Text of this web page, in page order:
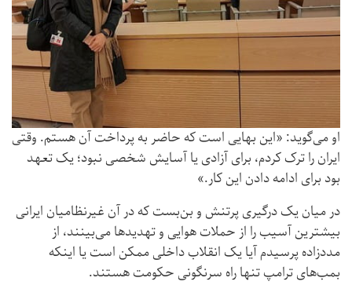
او می‌گوید: «این بهایی است که حاضر به پرداخت آن هستم. وقتی
ایران را ترک کردم، برای آزادی یا آسایش شخصی نبود؛ یک تعهد
بود برای ادامه دادن این کار.»
در میان یک درگیری پرتنش و بن‌بست که در آن غیرنظامیان ایرانی
بیشترین آسیب را از حملات هوایی و تهدیدها می‌بینند، از
مددزاده پرسیدم آیا یک انقلاب داخلی ممکن است یا اینکه
بمب‌های ترامپ تنها راه سرنگونی حکومت هستند.